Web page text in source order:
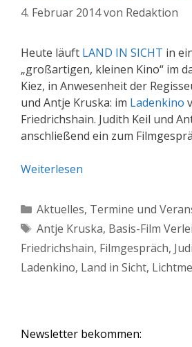
4. Februar 2014von Redaktion
Heute läuft LAND IN SICHT in
„großartigen, kleinen Kino“ im
Kiez, in Anwesenheit der
und Antje Kruska: im Ladenkino
Friedrichshain. Judith Keil und
anschließend ein zum
Weiterlesen
Kategorien
Aktuelles, Termine und
Schlagwörter
Antje Kruska, Basis-Film
Friedrichshain, Filmgespräch,
Ladenkino, Land in Sicht,
Newsletter bekommen: